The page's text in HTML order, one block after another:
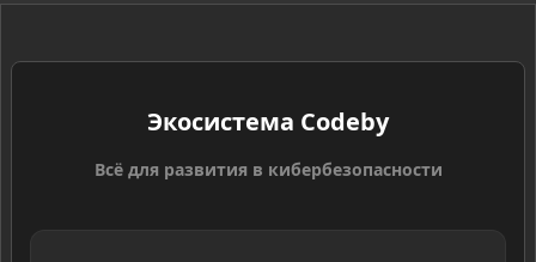
Экосистема Codeby
Всё для развития в кибербезопасности